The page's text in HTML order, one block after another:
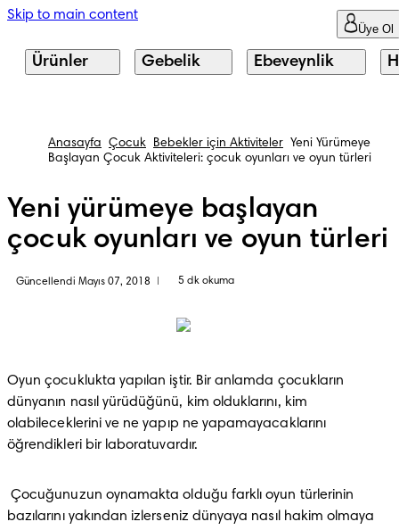
Skip to main content
Üye Ol
Ürünler Gebelik Ebeveynlik
Anasayfa Çocuk Bebekler için Aktiviteler
Yeni Yürümeye
Başlayan Çocuk Aktiviteleri: çocuk oyunları ve oyun türleri
Yeni yürümeye başlayan
çocuk oyunları ve oyun türleri
Güncellendi Mayıs 07, 2018 5 dk okuma
Oyun çocuklukta yapılan iştir. Bir anlamda çocukların
dünyanın nasıl yürüdüğünü, kim olduklarını, kim
olabileceklerini ve ne yapıp ne yapamayacaklarını
öğrendikleri bir laboratuvardır.
Çocuğunuzun oynamakta olduğu farklı oyun türlerinin
bazılarını yakından izlerseniz dünyaya nasıl hakim olmaya